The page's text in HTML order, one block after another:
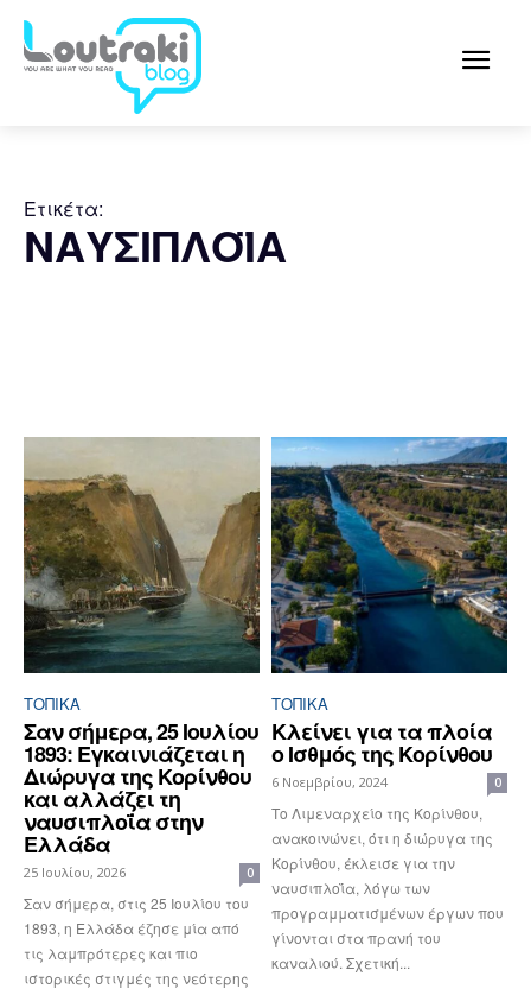
Ετικέτα:
ΝΑΥΣΙΠΛΟΪΑ
ΤΟΠΙΚΑ
Σαν σήμερα, 25 Ιουλίου
1893: Εγκαινιάζεται η
Διώρυγα της Κορίνθου
και αλλάζει τη
ναυσιπλοΐα στην
Ελλάδα
25 Ιουλίου, 2026 0
Σαν σήμερα, στις 25 Ιουλίου του
1893, η Ελλάδα έζησε μία από
τις λαμπρότερες και πιο
ιστορικές στιγμές της νεότερης
ΤΟΠΙΚΑ
Κλείνει για τα πλοία
ο Ισθμός της Κορίνθου
6 Νοεμβρίου, 2024 0
Τo Λιμεναρχείο της Κορίνθου,
ανακοινώνει, ότι η διώρυγα της
Κορίνθου, έκλεισε για την
ναυσιπλοΐα, λόγω των
προγραμματισμένων έργων που
γίνονται στα πρανή του
καναλιού. Σχετική...